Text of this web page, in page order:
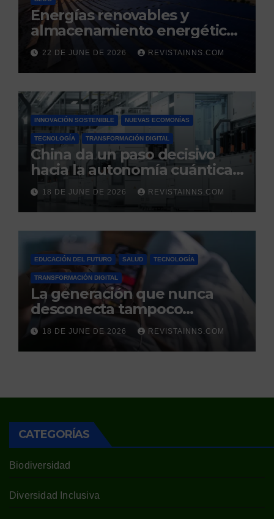
Energías renovables y
almacenamiento energético:
la nueva columna vertebral
de la estabilidad del sistema
eléctrico español
22 DE JUNE DE 2026 REVISTAINNS.COM
INNOVACIÓN SOSTENIBLE NUEVAS ECOMONÍAS
TECNOLOGÍA TRANSFORMACIÓN DIGITAL
China da un paso decisivo
hacia la autonomía cuántica:
produce por primera vez el
silicio ultrapuro que sus
competidores controlaban
18 DE JUNE DE 2026 REVISTAINNS.COM
EDUCACIÓN DEL FUTURO SALUD TECNOLOGÍA
TRANSFORMACIÓN DIGITAL
La generación que nunca
desconecta tampoco
duerme
18 DE JUNE DE 2026 REVISTAINNS.COM
CATEGORÍAS
Biodiversidad
Diversidad Inclusiva